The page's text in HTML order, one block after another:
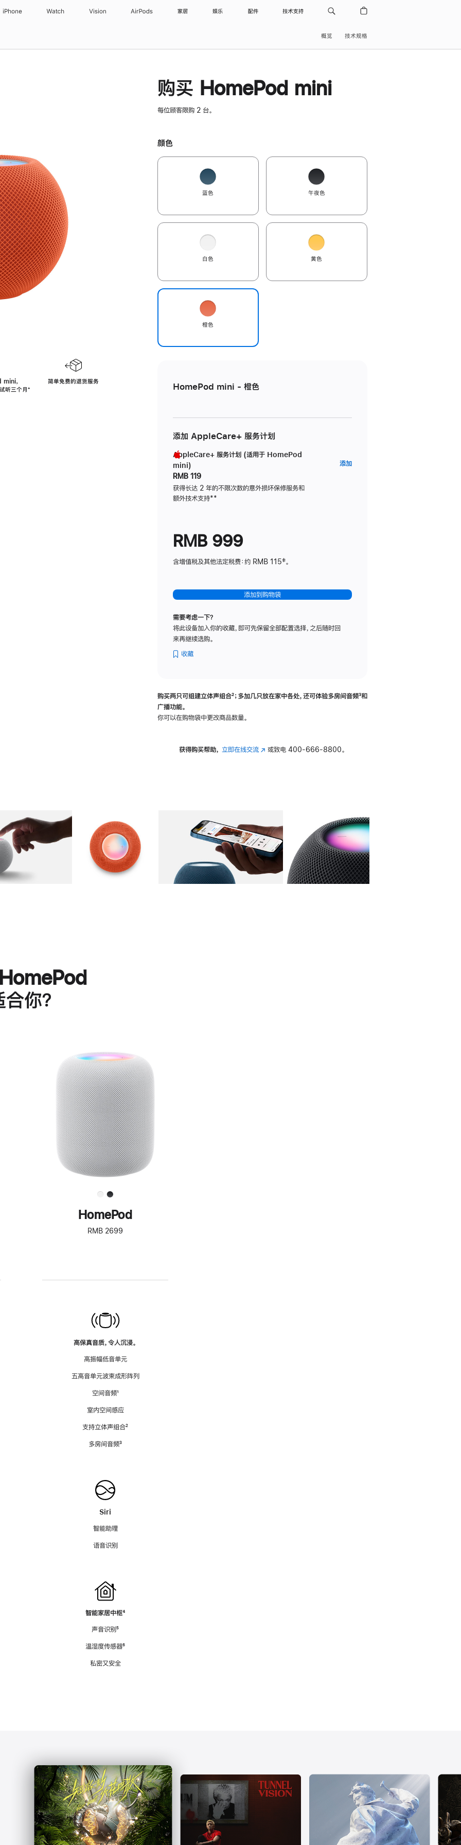
iPhone Watch Vision AirPods 家居 娱乐 配件 技术支持
概览 技术规格
，
听三个月脚
⁺
简单免费的退货服务
购买 HomePod mini
每位顾客限购 2 台。
颜色
蓝色 午夜色
白色 黄色
橙色
HomePod mini - 橙色
添加 AppleCare+ 服务计划
AppleCare+ 服务计划 (适用于 HomePod
mini)
RMB 119
获得长达 2 年的不限次数的意外损坏保修服务和
额外技术支持脚
**
添加AppleCare+
RMB 999
含增值税及其他法定税费：约 RMB 115‡。
添加到购物袋
需要考虑一下？
将此设备加入你的收藏，即可先保留全部配置选择，之后随时回
来再继续选购。
收藏
购买两只可组建立体声组合脚
²；多加几只放在家中各处，还可体验多‍房‍间音频脚
³和
广播功能。
你可以在购物袋中更改商品数量。
获得购买帮助， 立即在线交流(在 或致电 400-666-8800。
图库 图像 图库 图像 图库 图像 4 图库 图像 5
你？
进
一
步
了
解
HomePod<
HomePod
RMB 2699
高保真音质，令人沉浸。
高振幅低音单元
五高音单元波束成形阵列
空间音频脚
¹
室内空间感应
支持立体声组合脚
²
多房间音频脚
³
Siri
智能助理
语音识别
智能家居中枢脚
⁴
声音识别脚
⁵
温湿度传感器脚
⁶
私密又安全